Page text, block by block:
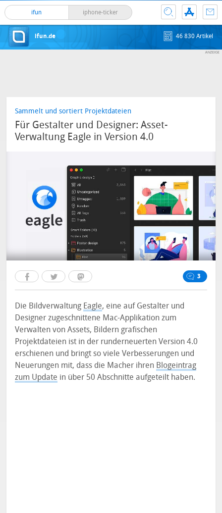
ifun iphone-ticker
ifun.de 46 830 Artikel
Sammelt und sortiert Projektdateien
Für Gestalter und Designer: Asset-
Verwaltung Eagle in Version 4.0
3
Die Bildverwaltung Eagle, eine auf Gestalter und
Designer zugeschnittene Mac-Applikation zum
Verwalten von Assets, Bildern grafischen
Projektdateien ist in der runderneuerten Version 4.0
erschienen und bringt so viele Verbesserungen und
Neuerungen mit, dass die Macher ihren Blogeintrag
zum Update in über 50 Abschnitte aufgeteilt haben.